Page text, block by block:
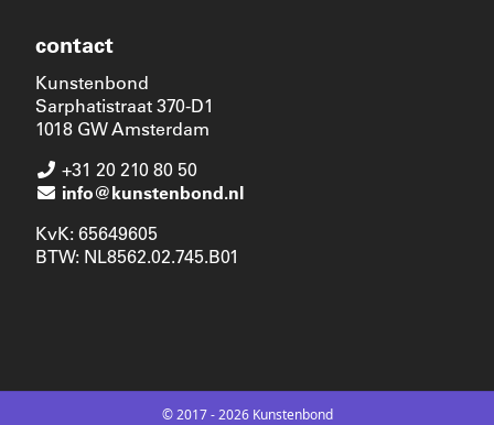
contact
Kunstenbond
Sarphatistraat 370-D1
1018 GW Amsterdam
+31 20 210 80 50
info@kunstenbond.nl
KvK: 65649605
BTW: NL8562.02.745.B01
© 2017 - 2026 Kunstenbond